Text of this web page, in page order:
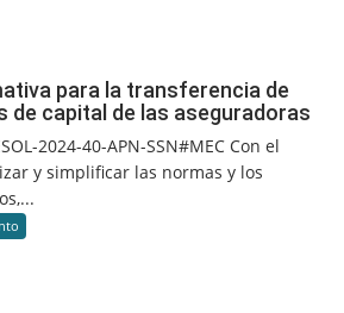
para la transferencia de
de capital de las aseguradoras
2024-40-APN-SSN#MEC Con el
y simplificar las normas y los